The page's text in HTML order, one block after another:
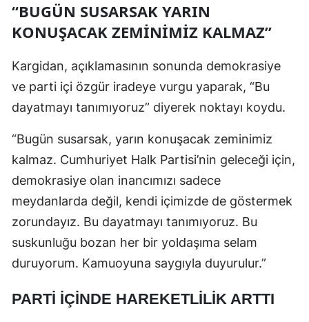
“BUGÜN SUSARSAK YARIN
KONUŞACAK ZEMİNİMİZ KALMAZ”
Kargidan, açıklamasının sonunda demokrasiye
ve parti içi özgür iradeye vurgu yaparak, “Bu
dayatmayı tanımıyoruz” diyerek noktayı koydu.
“Bugün susarsak, yarın konuşacak zeminimiz
kalmaz. Cumhuriyet Halk Partisi’nin geleceği için,
demokrasiye olan inancımızı sadece
meydanlarda değil, kendi içimizde de göstermek
zorundayız. Bu dayatmayı tanımıyoruz. Bu
suskunluğu bozan her bir yoldaşıma selam
duruyorum. Kamuoyuna saygıyla duyurulur.”
PARTİ İÇİNDE HAREKETLİLİK ARTTI